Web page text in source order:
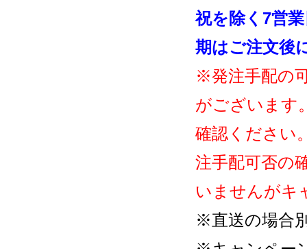
祝を除く7営
期はご注文後
※発注手配の
がございます
確認ください
注手配可否の
いませんがキ
※直送の場合